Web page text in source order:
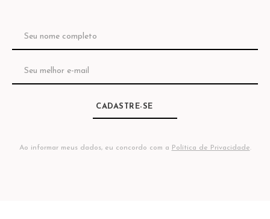
CADASTRE-SE
Ao informar meus dados, eu concordo com a Política de Privacidade.